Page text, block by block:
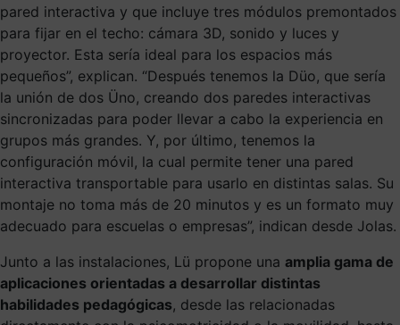
pared interactiva y que incluye tres módulos premontados
para fijar en el techo: cámara 3D, sonido y luces y
proyector. Esta sería ideal para los espacios más
pequeños”, explican. “Después tenemos la Düo, que sería
la unión de dos Üno, creando dos paredes interactivas
sincronizadas para poder llevar a cabo la experiencia en
grupos más grandes. Y, por último, tenemos la
configuración móvil, la cual permite tener una pared
interactiva transportable para usarlo en distintas salas. Su
montaje no toma más de 20 minutos y es un formato muy
adecuado para escuelas o empresas”, indican desde Jolas.
Junto a las instalaciones, Lü propone una amplia gama de
aplicaciones orientadas a desarrollar distintas
habilidades pedagógicas, desde las relacionadas